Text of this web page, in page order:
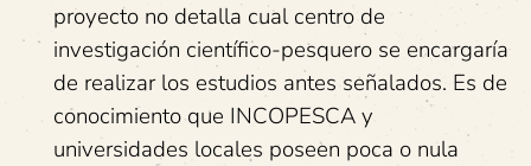
proyecto no detalla cual centro de
investigación científico-pesquero se encargaría
de realizar los estudios antes señalados. Es de
conocimiento que INCOPESCA y
universidades locales poseen poca o nula